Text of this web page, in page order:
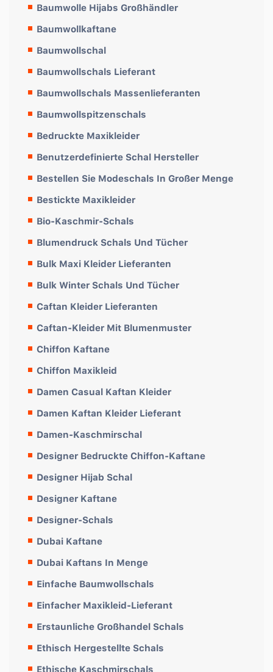
Baumwolle Hijabs Großhändler
Baumwollkaftane
Baumwollschal
Baumwollschals Lieferant
Baumwollschals Massenlieferanten
Baumwollspitzenschals
Bedruckte Maxikleider
Benutzerdefinierte Schal Hersteller
Bestellen Sie Modeschals In Großer Menge
Bestickte Maxikleider
Bio-Kaschmir-Schals
Blumendruck Schals Und Tücher
Bulk Maxi Kleider Lieferanten
Bulk Winter Schals Und Tücher
Caftan Kleider Lieferanten
Caftan-Kleider Mit Blumenmuster
Chiffon Kaftane
Chiffon Maxikleid
Damen Casual Kaftan Kleider
Damen Kaftan Kleider Lieferant
Damen-Kaschmirschal
Designer Bedruckte Chiffon-Kaftane
Designer Hijab Schal
Designer Kaftane
Designer-Schals
Dubai Kaftane
Dubai Kaftans In Menge
Einfache Baumwollschals
Einfacher Maxikleid-Lieferant
Erstaunliche Großhandel Schals
Ethisch Hergestellte Schals
Ethische Kaschmirschals